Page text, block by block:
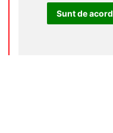
Sunt de acord